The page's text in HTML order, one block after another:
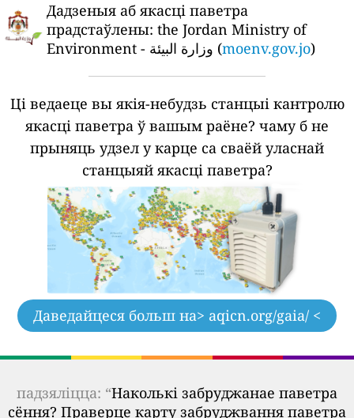
Дадзеныя аб якасці паветра
прадстаўлены: the Jordan Ministry of
Environment - وزارة البيئة (moenv.gov.jo)
Ці ведаеце вы якія-небудзь станцыі кантролю
якасці паветра ў вашым раёне? чаму б не
прыняць удзел у карце са сваёй уласнай
станцыяй якасці паветра?
Даведайцеся больш на> aqicn.org/gaia/ <
падзяліцца: “Наколькі забруджанае паветра
сёння? Праверце карту забруджвання паветра